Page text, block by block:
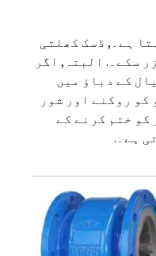
ہے۔, ڈسک کھلتی
سکے۔. البتہ, اگر
کے دباؤ میں
کو روکنے اور شور
کو ختم کرنے کے
ہے۔.